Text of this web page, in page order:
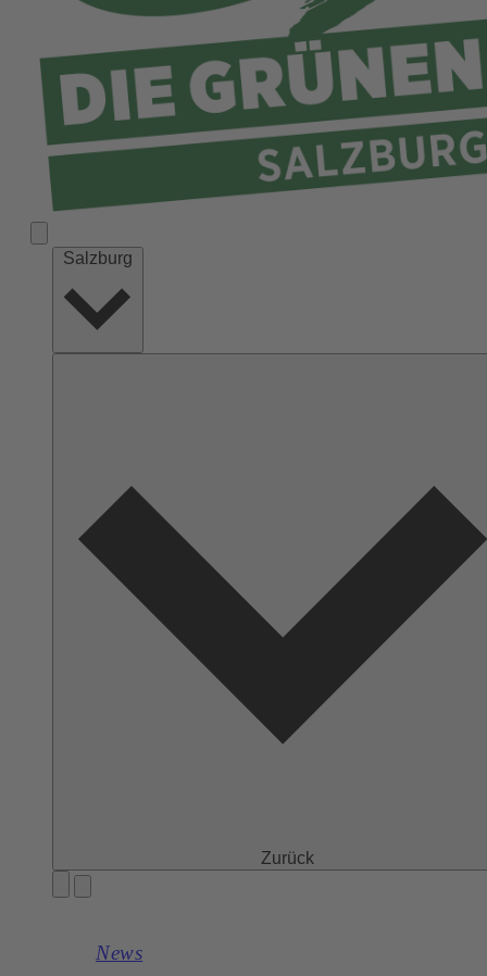
Salzburg
Zurück
News